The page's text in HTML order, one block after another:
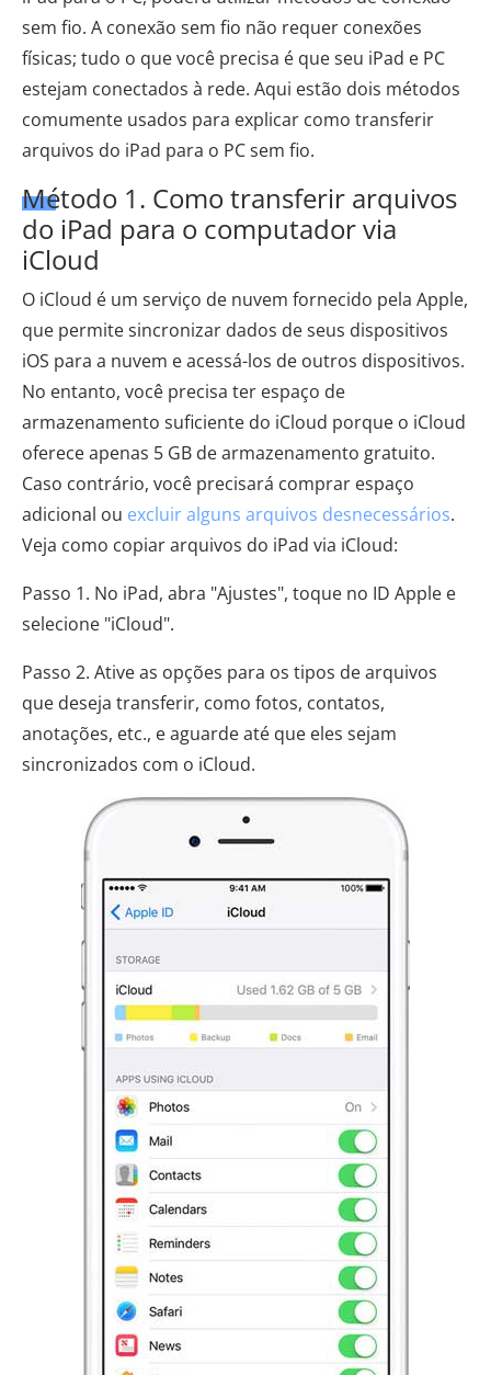
sem fio. A conexão sem fio não requer conexões
físicas; tudo o que você precisa é que seu iPad e PC
estejam conectados à rede. Aqui estão dois métodos
comumente usados para explicar como transferir
arquivos do iPad para o PC sem fio.
Método 1. Como transferir arquivos
do iPad para o computador via
iCloud
O iCloud é um serviço de nuvem fornecido pela Apple,
que permite sincronizar dados de seus dispositivos
iOS para a nuvem e acessá-los de outros dispositivos.
No entanto, você precisa ter espaço de
armazenamento suficiente do iCloud porque o iCloud
oferece apenas 5 GB de armazenamento gratuito.
Caso contrário, você precisará comprar espaço
adicional ou excluir alguns arquivos desnecessários.
Veja como copiar arquivos do iPad via iCloud:
Passo 1. No iPad, abra "Ajustes", toque no ID Apple e
selecione "iCloud".
Passo 2. Ative as opções para os tipos de arquivos
que deseja transferir, como fotos, contatos,
anotações, etc., e aguarde até que eles sejam
sincronizados com o iCloud.